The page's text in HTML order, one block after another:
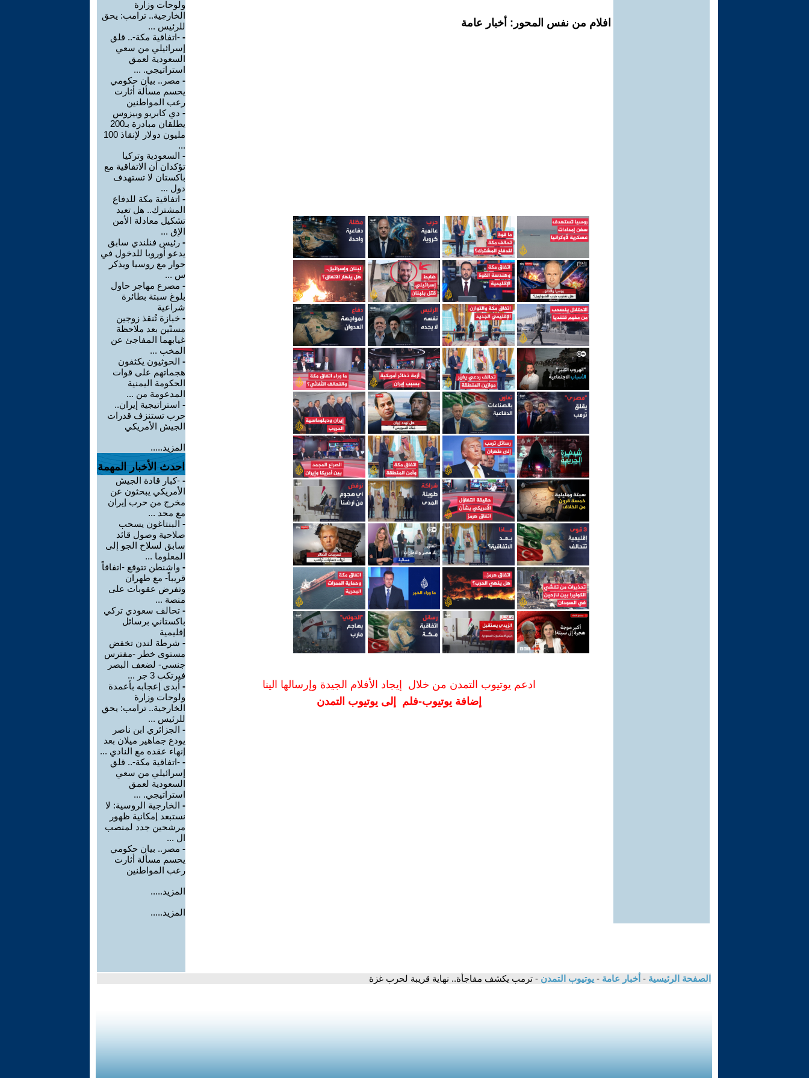
افلام من نفس المحور: أخبار عامة
ادعم يوتيوب التمدن من خلال إيجاد الأفلام الجيدة وإرسالها الينا
إضافة يوتيوب-فلم إلى يوتيوب التمدن
ولوحات وزارة
الخارجية.. ترامب: يحق
للرئيس ...
- -اتفاقية مكة-.. قلق
إسرائيلي من سعي
السعودية لعمق
استراتيجي. ...
- مصر.. بيان حكومي
يحسم مسألة أثارت
رعب المواطنين
- دي كابريو وبيزوس
يطلقان مبادرة بـ200
مليون دولار لإنقاذ 100
...
- السعودية وتركيا
تؤكدان أن الاتفاقية مع
باكستان لا تستهدف
دول ...
- اتفاقية مكة للدفاع
المشترك.. هل تعيد
تشكيل معادلة الأمن
الإق ...
- رئيس فنلندي سابق
يدعو أوروبا للدخول في
حوار مع روسيا ويذكر
س ...
- مصرع مهاجر حاول
بلوغ سبتة بطائرة
شراعية
- خبازة تُنقذ زوجين
مسنّين بعد ملاحظة
غيابهما المفاجئ عن
المخب ...
- الحوثيون يكثفون
هجماتهم على قوات
الحكومة اليمنية
المدعومة من ...
- استراتيجية إيران..
حرب تستنزف قدرات
الجيش الأمريكي
المزيد.....
احدث الأخبار المهمة
- -كبار قادة الجيش
الأمريكي يبحثون عن
مخرج من حرب إيران
مع محد ...
- البنتاغون يسحب
صلاحية وصول قائد
سابق لسلاح الجو إلى
المعلوما ...
- واشنطن تتوقع -اتفاقاً
قريباً- مع طهران
وتفرض عقوبات على
منصة ...
- تحالف سعودي تركي
باكستاني برسائل
إقليمية
- شرطة لندن تخفض
مستوى خطر -مفترس
جنسي- لضعف البصر
فيرتكب 3 جر ...
- أبدى إعجابه بأعمدة
ولوحات وزارة
الخارجية.. ترامب: يحق
للرئيس ...
- الجزائري ابن ناصر
يودع جماهير ميلان بعد
إنهاء عقده مع النادي ...
- -اتفاقية مكة-.. قلق
إسرائيلي من سعي
السعودية لعمق
استراتيجي. ...
- الخارجية الروسية: لا
نستبعد إمكانية ظهور
مرشحين جدد لمنصب
ال ...
- مصر.. بيان حكومي
يحسم مسألة أثارت
رعب المواطنين
المزيد.....
المزيد.....
الصفحة الرئيسية - أخبار عامة - يوتيوب التمدن - ترمب يكشف مفاجأة.. نهاية قريبة لحرب غزة